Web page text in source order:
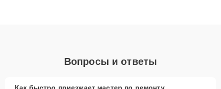
Вопросы и ответы
Как быстро приезжает мастер по ремонту